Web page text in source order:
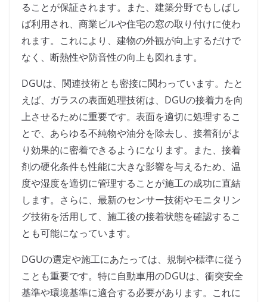
ることが保証されます。また、建築分野でもしばし
ば利用され、商業ビルや住宅の窓の取り付けに使わ
れます。これにより、建物の外観が向上するだけで
なく、断熱性や防音性の向上も図れます。
DGUは、関連技術とも密接に関わっています。たと
えば、ガラスの表面処理技術は、DGUの接着力を向
上させるために重要です。表面を適切に処理するこ
とで、あらゆる不純物や油分を除去し、接着剤がよ
り効果的に密着できるようになります。また、接着
剤の硬化条件も性能に大きな影響を与えるため、温
度や湿度を適切に管理することが施工の成功に直結
します。さらに、最新のセンサー技術やモニタリン
グ技術を活用して、施工後の接着状態を確認するこ
とも可能になっています。
DGUの選定や施工にあたっては、規制や標準に従う
ことも重要です。特に自動車用のDGUは、衝突安全
基準や環境基準に適合する必要があります。これに